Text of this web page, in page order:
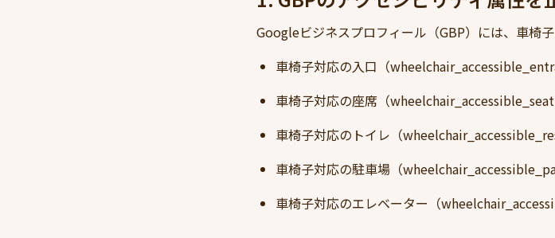
Googleビジネスプロフィール（GBP）には、車椅
車椅子対応の入口（
車椅子対応の座席（
車椅子対応のトイレ（
車椅子対応の駐車場（
車椅子対応のエレベーター（